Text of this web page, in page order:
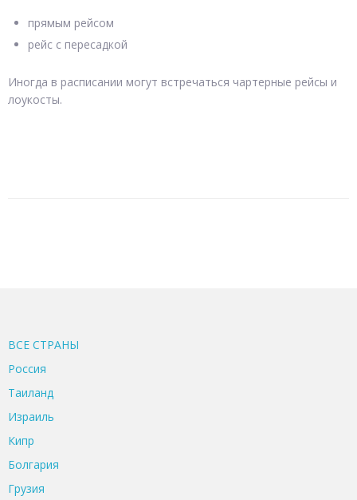
прямым рейсом
рейс с пересадкой
Иногда в расписании могут встречаться чартерные рейсы и
лоукосты.
ВСЕ CТРАНЫ
Россия
Таиланд
Израиль
Кипр
Болгария
Грузия